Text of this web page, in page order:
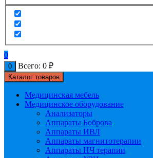
0
0 Всего: 0 ₽
Каталог товаров
Медицинская мебель
Медицинское оборудование
Анализаторы
Аппараты Боброва
Аппараты ИВЛ
Аппараты магнитотерапии
Аппараты НЧ терапии